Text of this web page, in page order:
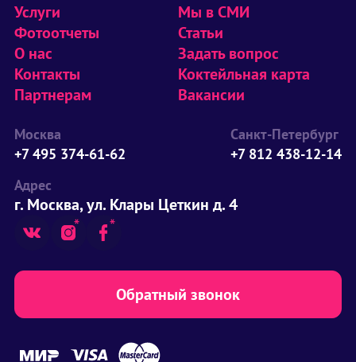
Услуги
Фотоотчеты
О нас
Контакты
Партнерам
Мы в СМИ
Статьи
Задать вопрос
Коктейльная карта
Вакансии
Москва
+7 495 374-61-62
Санкт-Петербург
+7 812 438-12-14
Адрес
г. Москва, ул. Клары Цеткин д. 4
Обратный звонок